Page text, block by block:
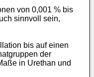
von 0,001 % bis
sinnvoll sein,
bis auf einen
der
in Urethan und